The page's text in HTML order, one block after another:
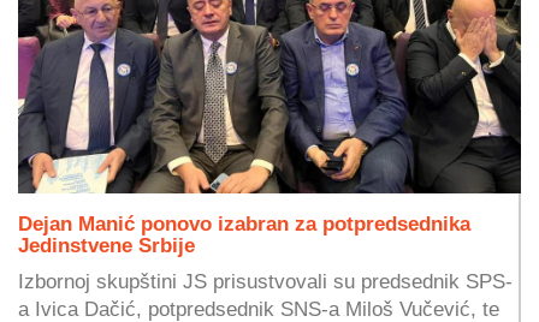
Dejan Manić ponovo izabran za potpredsednika
Jedinstvene Srbije
Izbornoj skupštini JS prisustvovali su predsednik SPS-
a Ivica Dačić, potpredsednik SNS-a Miloš Vučević, te